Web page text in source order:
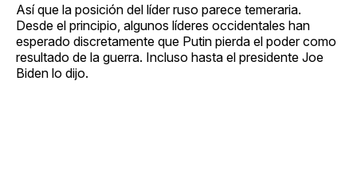
Así que la posición del líder ruso parece temeraria.
Desde el principio, algunos líderes occidentales han
esperado discretamente que Putin pierda el poder como
resultado de la guerra. Incluso hasta el presidente Joe
Biden lo dijo.